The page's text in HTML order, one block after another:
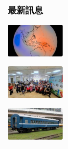
最新訊息